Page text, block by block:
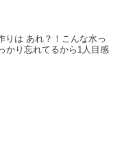
りは あれ？！こんな水っ
かり忘れてるから1人目感